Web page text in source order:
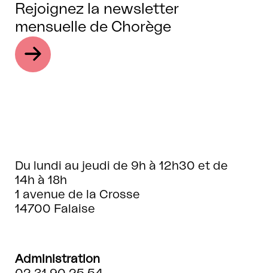
Rejoignez la newsletter
mensuelle de Chorège
Du lundi au jeudi de 9h à 12h30 et de
14h à 18h
1 avenue de la Crosse
14700 Falaise
Administration